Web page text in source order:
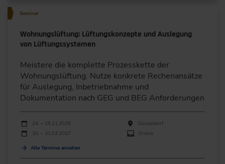
Seminar
Wohnungslüftung: Lüftungskonzepte und Auslegung
von Lüftungssystemen
Meistere die komplette Prozesskette der
Wohnungslüftung. Nutze konkrete Rechenansätze
für Auslegung, Inbetriebnahme und
Dokumentation nach GEG und BEG Anforderungen
Durchführungen
Veranstaltungsdatum
24. – 25.11.2026
Düsseldorf
30. – 31.03.2027
Online
Alle Termine ansehen